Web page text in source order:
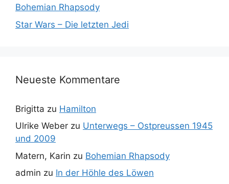
Bohemian Rhapsody
Star Wars – Die letzten Jedi
Neueste Kommentare
Brigitta zu Hamilton
Ulrike Weber zu Unterwegs – Ostpreussen 1945
und 2009
Matern, Karin zu Bohemian Rhapsody
admin zu In der Höhle des Löwen